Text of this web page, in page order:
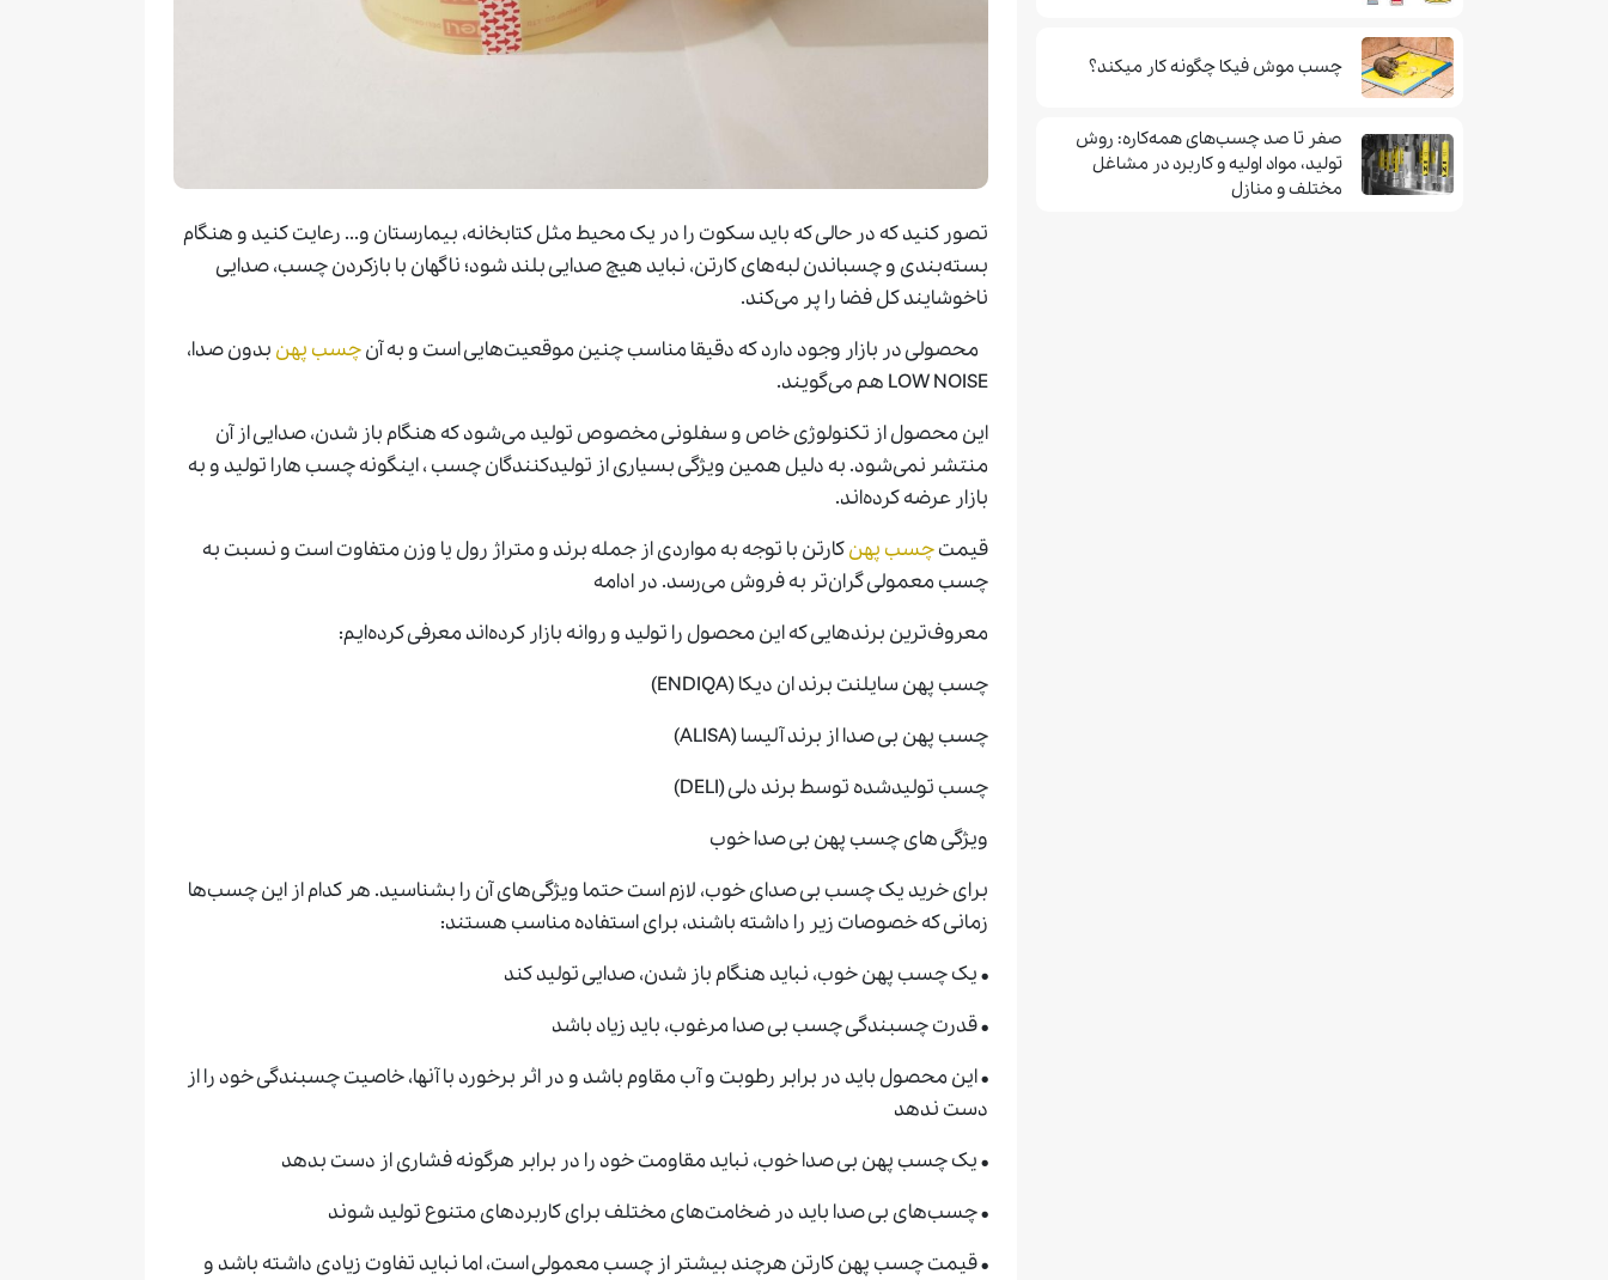
چسب موش فيكا چگونه كار ميكند؟
صفر تا صد چسب‌های همه‌کاره: روش
تولید، مواد اولیه و کاربرد در مشاغل
مختلف و منازل
تصور کنید که در حالی که باید سکوت را در یک محیط مثل کتابخانه، بیمارستان و... رعایت کنید و هنگام
بسته‌بندی و چسباندن لبه‌های کارتن، نباید هیچ صدایی بلند شود؛ ناگهان با بازکردن چسب، صدایی
ناخوشایند کل فضا را پر می‌‌کند.
محصولی در بازار وجود دارد که دقیقا مناسب چنین موقعیت‌هایی است و به آنچسب پهن بدون صدا،
LOW NOISE هم می‌گویند.
این محصول از تکنولوژی خاص و سفلونی مخصوص تولید می‌شود که هنگام باز شدن، صدایی از آن
منتشر نمی‌شود. به دلیل همین ویژگی بسیاری از تولیدکنندگان چسب ، اینگونه چسب هارا تولید و به
بازار عرضه کرده‌اند.
قیمتچسب پهنکارتن با توجه به مواردی از جمله برند و متراژ رول یا وزن متفاوت است و نسبت به
چسب معمولی گران‌تر به فروش می‌رسد. در ادامه
معروف‌ترین برندهایی که این محصول را تولید و روانه بازار کرده‌اند معرفی کرده‌ایم:
چسب پهن سایلنت برند ان دیکا (ENDIQA)
چسب پهن بی صدا از برند آلیسا (ALISA)
چسب تولیدشده توسط برند دلی (DELI)
ویژگی های چسب پهن بی صدا خوب
برای خرید یک چسب بی صدای خوب، لازم است حتما ویژگی‌های آن را بشناسید. هر کدام از این چسب‌ها
زمانی که خصوصات زیر را داشته باشند، برای استفاده مناسب هستند:
• یک چسب پهن خوب، نباید هنگام باز شدن، صدایی تولید کند
• قدرت چسبندگی چسب بی صدا مرغوب، باید زیاد باشد
• این محصول باید در برابر رطوبت و آب مقاوم باشد و در اثر برخورد با آنها، خاصیت چسبندگی خود را از
دست ندهد
• یک چسب پهن بی صدا خوب، نباید مقاومت خود را در برابر هرگونه فشاری از دست بدهد
• چسب‌های بی صدا باید در ضخامت‌های مختلف برای کاربردهای متنوع تولید شوند
• قیمت چسب پهن کارتن هرچند بیشتر از چسب معمولی است، اما نباید تفاوت زیادی داشته باشد و